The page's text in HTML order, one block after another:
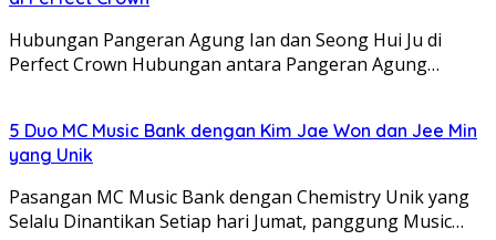
Hubungan Pangeran Agung Ian dan Seong Hui Ju di
Perfect Crown Hubungan antara Pangeran Agung…
5 Duo MC Music Bank dengan Kim Jae Won dan Jee Min
yang Unik
Pasangan MC Music Bank dengan Chemistry Unik yang
Selalu Dinantikan Setiap hari Jumat, panggung Music…